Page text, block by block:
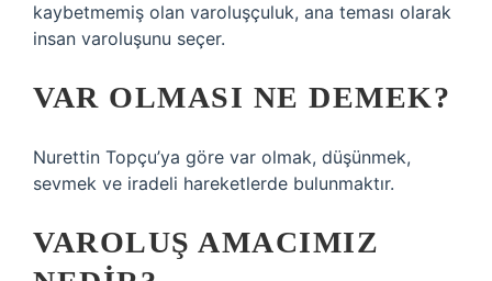
kaybetmemiş olan varoluşçuluk, ana teması olarak
insan varoluşunu seçer.
VAR OLMASI NE DEMEK?
Nurettin Topçu’ya göre var olmak, düşünmek,
sevmek ve iradeli hareketlerde bulunmaktır.
VAROLUŞ AMACIMIZ